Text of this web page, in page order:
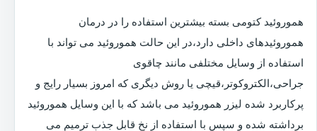
هموروئید کتومی بسته بیشترین استفاده را در درمان
هموروئیدهای داخلی دارد،در این حالت هموروئید می تواند با
استفاده از وسایل مختلفی مانند چاقوی
جراحی،الکتروکوتر،قیچی یا روش دیگری که امروز بسیار رایج و
پرکاربرد شده لیزر هموروئید می باشد که با این وسایل هموروئید
برداشته شده و سپس با استفاده از نخ قابل جذب ترمیم می